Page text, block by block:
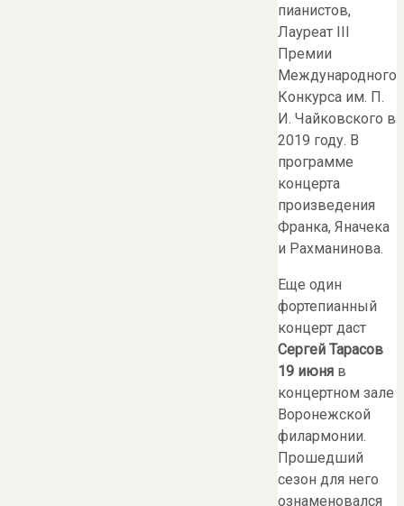
пианистов,
Лауреат III
Премии
Международного
Конкурса им. П.
И. Чайковского в
2019 году. В
программе
концерта
произведения
Франка, Яначека
и Рахманинова.
Еще один
фортепианный
концерт даст
Сергей Тарасов
19 июня в
концертном зале
Воронежской
филармонии.
Прошедший
сезон для него
ознаменовался